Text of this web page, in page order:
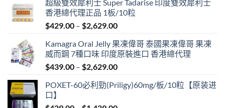
超級雙效犀利士 Super Tadarise 印度雙效犀利士
香港總代理正品 1板/10粒
$429.00 – $2,629.00Price
$429.00
through
$2,629.00
Kamagra Oral Jelly 果凍偉哥 泰國果凍偉哥 果凍
威而鋼 7種口味 印度原裝進口 香港總代理
$439.00 – $2,629.00Price
$439.00
POXET-60必利勁(Priligy)60mg/板/10粒【原装进
口】